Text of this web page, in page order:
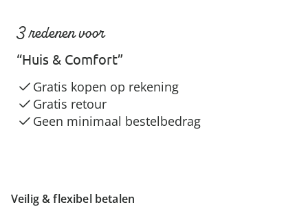
Veilig & flexibel betalen
3 redenen voor
“Huis & Comfort”
Gratis kopen op rekening
Gratis retour
Geen minimaal bestelbedrag